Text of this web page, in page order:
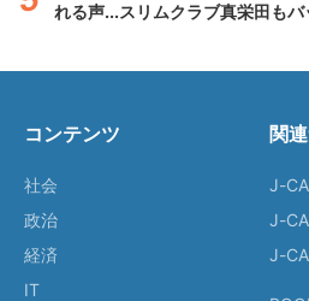
れる声...スリムクラブ真栄田もバ
コンテンツ
社会
政治
経済
IT
関
J-
J-
J-